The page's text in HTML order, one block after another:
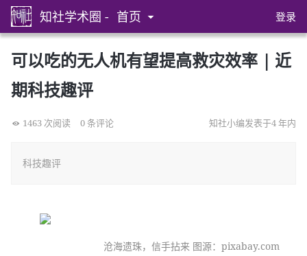
知社学术圈 - 首页 登录
可以吃的无人机有望提高救灾效率 | 近
期科技趣评
1463 次阅读 0 条评论 知社小编发表于4 年内
科技趣评
沧海遗珠，信手拈来 图源：pixabay.com